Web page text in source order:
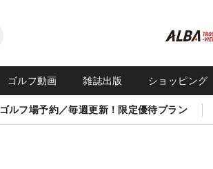
ゴルフ動画 雑誌出版 ショッピング
ゴルフ場予約／毎週更新！限定優待プラン